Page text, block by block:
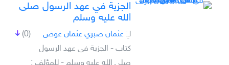
الجزية في عهد الرسول صلى
الله عليه وسلم
(0) لـِ: عثمان صبري عثمان عوض
كتاب - الجزية في عهد الرسول